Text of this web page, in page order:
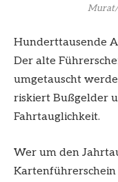
Hunderttausende
Der alte
umgetauscht
riskiert Bußgelder
Fahrtauglichkeit.
Wer um den